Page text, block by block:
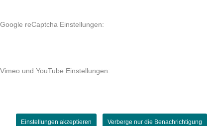
Google reCaptcha Einstellungen:
Vimeo und YouTube Einstellungen:
Einstellungen akzeptieren Verberge nur die Benachrichtigung